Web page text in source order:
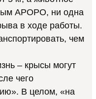
APOPO, ни одна
в ходе работы.
чем
– крысы могут
чего
В целом, «на